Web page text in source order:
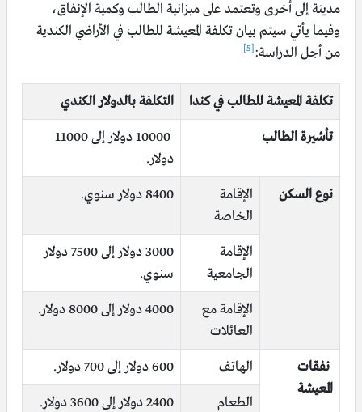
مدينة إلى أخرى وتعتمد على ميزانية الطالب وكمية الإنفاق،
وفيما يأتي سيتم بيان تكلفة المعيشة للطالب في الأراضي الكندية
من أجل الدراسة:[5]
تكلفة المعيشة للطالب في كندا التكلفة بالدولار الكندي
تأشيرة الطالب
10000 دولار إلى 11000
دولار.
نوع السكن
الإقامة
الخاصة
8400 دولار سنوي.
الإقامة
الجامعية
3000 دولار إلى 7500 دولار
سنوي.
الإقامة مع
العائلات
4000 دولار إلى 8000 دولار.
نفقات
المعيشة
الهاتف 600 دولار إلى 700 دولار.
الطعام 2400 دولار إلى 3600 دولار.